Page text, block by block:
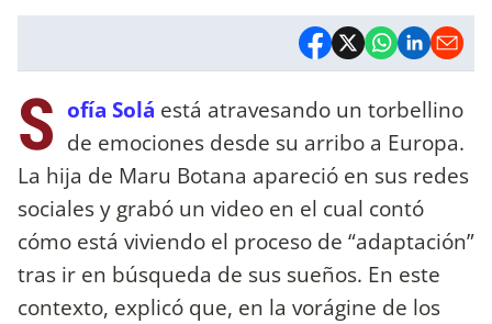
S ofía Solá está atravesando un torbellino
de emociones desde su arribo a Europa.
La hija de Maru Botana apareció en sus redes
sociales y grabó un video en el cual contó
cómo está viviendo el proceso de “adaptación”
tras ir en búsqueda de sus sueños. En este
contexto, explicó que, en la vorágine de los